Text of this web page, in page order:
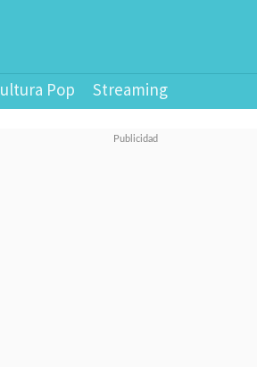
Pop Streaming